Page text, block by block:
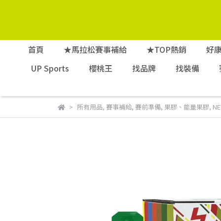
首頁 ★馬拉松賽事補給 ★TOP熱銷
好
UP Sports
櫻桃王 找品牌 找裝備
所有用品, 賽事補給, 賽前準備, 果膠、能量果膠,